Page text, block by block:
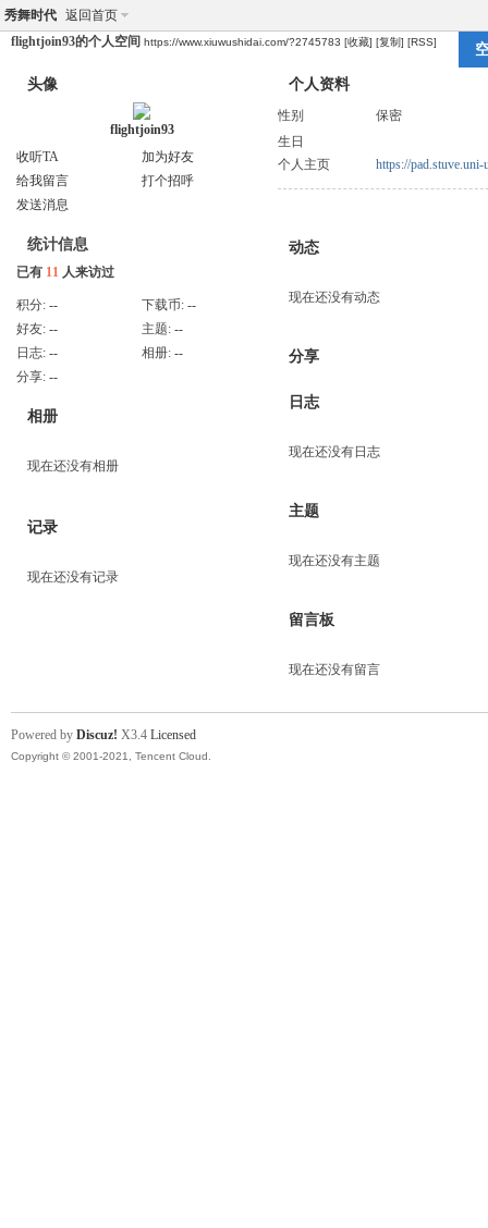
秀舞时代 返回首页
flightjoin93的个人空间 https://www.xiuwushidai.com/?2745783 [收藏] [复制] [RSS]
头像
flightjoin93
收听TA
加为好友
给我留言
打个招呼
发送消息
统计信息
已有 11 人来访过
积分: -- 下载币: --
好友: -- 主题: --
日志: -- 相册: --
分享: --
相册
现在还没有相册
记录
现在还没有记录
个人资料
性别
保密
生日
个人主页
https://
动态
现在还没有动态
分享
日志
现在还没有日志
主题
现在还没有主题
留言板
现在还没有留言
Powered by Discuz! X3.4 Licensed
Copyright © 2001-2021, Tencent Cloud.